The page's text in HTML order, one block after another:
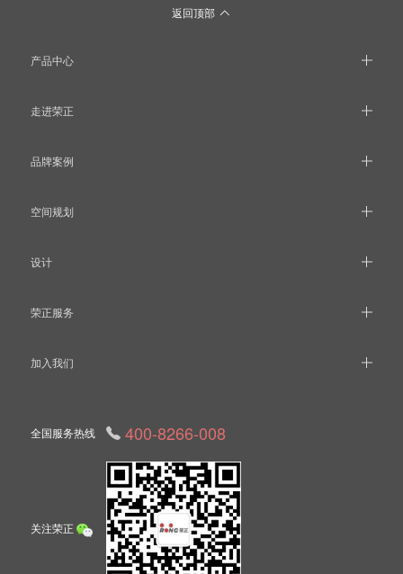
返回顶部
产品中心
走进荣正
品牌案例
空间规划
设计
荣正服务
加入我们
全国服务热线 400-8266-008
关注荣正